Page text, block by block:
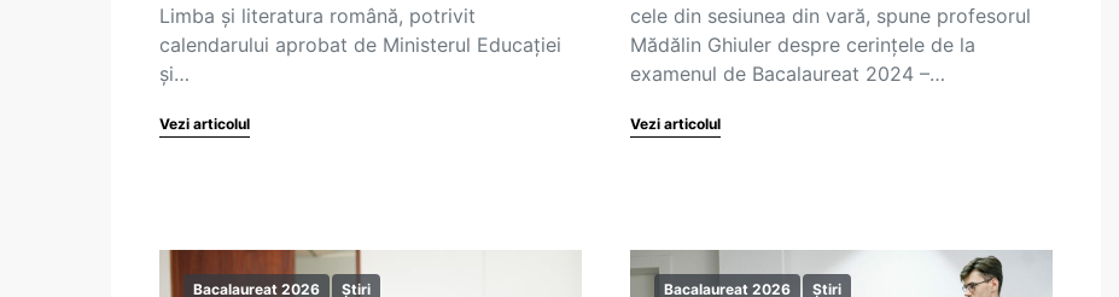
Limba și literatura română, potrivit
calendarului aprobat de Ministerul Educației
și…
Vezi articolul
cele din sesiunea din vară, spune profesorul
Mădălin Ghiuler despre cerințele de la
examenul de Bacalaureat 2024 –…
Vezi articolul
Bacalaureat 2026 Știri Bacalaureat 2026 Știri